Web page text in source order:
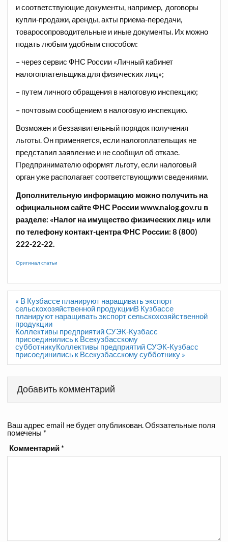
и соответствующие документы, например, договоры
купли-продажи, аренды, акты приема-передачи,
товаросопроводительные и иные документы. Их можно
подать любым удобным способом:
– через сервис ФНС России «Личный кабинет
налогоплательщика для физических лиц»;
– путем личного обращения в налоговую инспекцию;
– почтовым сообщением в налоговую инспекцию.
Возможен и беззаявительный порядок получения
льготы. Он применяется, если налогоплательщик не
представил заявление и не сообщил об отказе.
Предпринимателю оформят льготу, если налоговый
орган уже располагает соответствующими сведениями.
Дополнительную информацию можно получить на
официальном сайте ФНС России www.nalog.gov.ru в
разделе: «Налог на имущество физических лиц» или
по телефону контакт-центра ФНС России: 8 (800)
222-22-22.
Оригинал статьи
Навигация
по
записям
« В Кузбассе планируют наращивать экспорт
сельскохозяйственной продукцииВ Кузбассе
планируют наращивать экспорт сельскохозяйственной
продукции
Коллективы предприятий СУЭК-Кузбасс
присоединились к Всекузбасскому
субботникуКоллективы предприятий СУЭК-Кузбасс
присоединились к Всекузбасскому субботнику »
Добавить комментарий
Ваш адрес email не будет опубликован.Обязательные поля
помечены *
Комментарий*